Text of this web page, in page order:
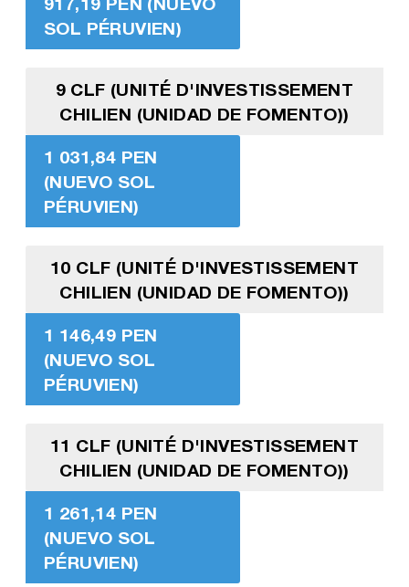
SOL PÉRUVIEN)
9 CLF (UNITÉ D'INVESTISSEMENT
CHILIEN (UNIDAD DE FOMENTO))
1 031,84 PEN
(NUEVO SOL
PÉRUVIEN)
10 CLF (UNITÉ D'INVESTISSEMENT
CHILIEN (UNIDAD DE FOMENTO))
1 146,49 PEN
(NUEVO SOL
PÉRUVIEN)
11 CLF (UNITÉ D'INVESTISSEMENT
CHILIEN (UNIDAD DE FOMENTO))
1 261,14 PEN
(NUEVO SOL
PÉRUVIEN)